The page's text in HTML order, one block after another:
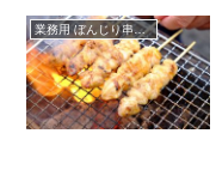
業務用 ぼんじり串（仕入れ・卸）